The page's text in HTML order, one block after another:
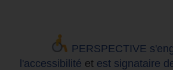
PERSPECTIVE
l'accessibilité et est signataire